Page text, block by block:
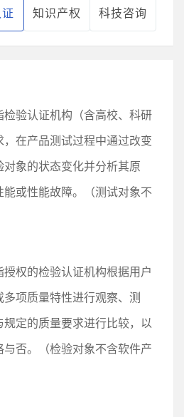
知识产权 科技咨询
检验认证机构（含高校、科研
，在产品测试过程中通过改变
象的状态变化并分析其原
能或性能故障。（测试对象不
授权的检验认证机构根据用户
项质量特性进行观察、测
定的质量要求进行比较，以
否。（检验对象不含软件产